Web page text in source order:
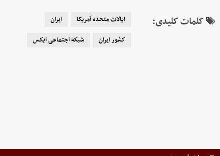
کلمات کلیدی: ایالات متحده آمریکا
ایران
کشور ایران
شبکه اجتماعی ایکس